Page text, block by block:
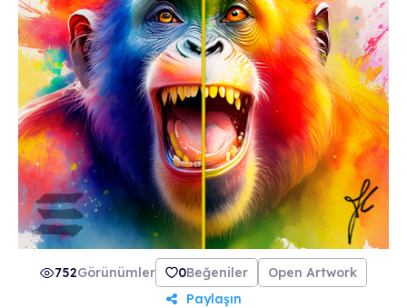
752Görünümler 0Beğeniler
Open Artwork
Paylaşın